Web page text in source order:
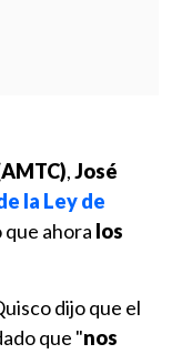
,José
la Ley de
que ahora los
dijo que el
que "nos